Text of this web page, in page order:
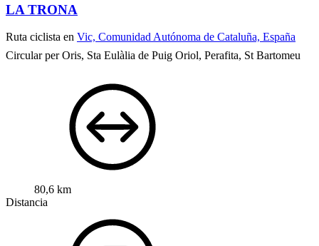
LA TRONA
Ruta ciclista en Vic, Comunidad Autónoma de Cataluña, España
Circular per Oris, Sta Eulàlia de Puig Oriol, Perafita, St Bartomeu
80,6 km
Distancia